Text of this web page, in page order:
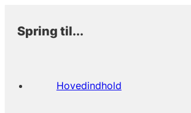
Spring til...
Hovedindhold